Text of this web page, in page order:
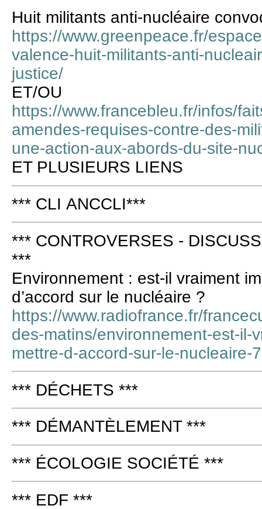
Huit militants anti-nucléaire
https://www.greenpeace.fr/
valence-huit-militants-anti-
justice/
ET/OU
https://www.francebleu.fr/infos/
amendes-requises-contre-des-
une-action-aux-abords-du-site-
ET PLUSIEURS LIENS
*** CLI ANCCLI***
*** CONTROVERSES -
***
Environnement : est-il vraiment
d’accord sur le nucléaire ?
https://www.radiofrance.fr/
des-matins/environnement-est-il-
mettre-d-accord-sur-le-nucleaire-
*** DÉCHETS ***
*** DÉMANTÈLEMENT ***
*** ÉCOLOGIE SOCIÉTÉ ***
*** EDF ***